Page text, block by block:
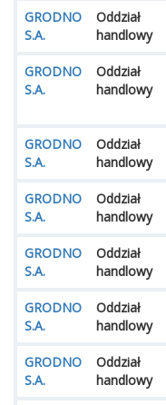
GRODNO
S.A.
Oddział
handlowy
GRODNO
S.A.
Oddział
handlowy
GRODNO
S.A.
Oddział
handlowy
GRODNO
S.A.
Oddział
handlowy
GRODNO
S.A.
Oddział
handlowy
GRODNO
S.A.
Oddział
handlowy
GRODNO
S.A.
Oddział
handlowy